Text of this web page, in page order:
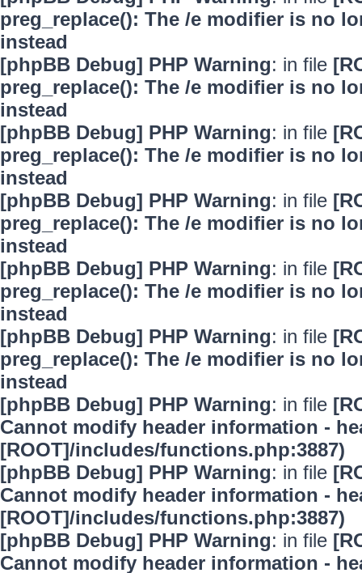
preg_replace(): The /e modifier is no
instead
[phpBB Debug] PHP Warning: in file
preg_replace(): The /e modifier is no
instead
[phpBB Debug] PHP Warning: in file
preg_replace(): The /e modifier is no
instead
[phpBB Debug] PHP Warning: in file
preg_replace(): The /e modifier is no
instead
[phpBB Debug] PHP Warning: in file
preg_replace(): The /e modifier is no
instead
[phpBB Debug] PHP Warning: in file
preg_replace(): The /e modifier is no
instead
[phpBB Debug] PHP Warning: in file
Cannot modify header information -
[ROOT]/includes/functions.php:3887)
[phpBB Debug] PHP Warning: in file
Cannot modify header information -
[ROOT]/includes/functions.php:3887)
[phpBB Debug] PHP Warning: in file
Cannot modify header information -